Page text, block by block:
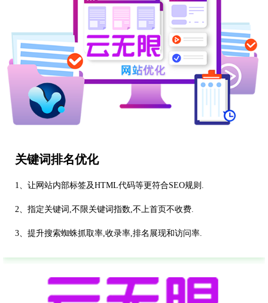
关键词排名优化
1、让网站内部标签及HTML代码等更符合SEO规则.
2、指定关键词,不限关键词指数,不上首页不收费.
3、提升搜索蜘蛛抓取率,收录率,排名展现和访问率.